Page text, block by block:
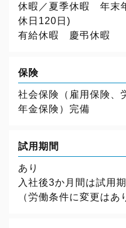
休暇／夏季休暇 年
休日120日)
有給休暇 慶弔休暇
保険
社会保険（雇用保険、
年金保険）完備
試用期間
あり
入社後3か月間は試用
（労働条件に変更はあ